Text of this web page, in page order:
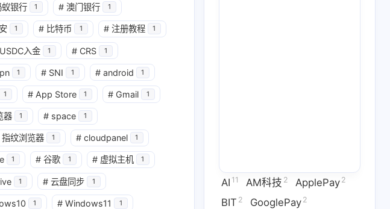
兴趣的领域
技2 ApplePay2 BIT
2 OKX1 USDT4 U卡2 U卡出入金
25 yika1 万事达虚拟卡
大模型12 实体卡 2 常见问题1
数字货币 1 机场 11 满满干货 2 科学上网
美股开户 2 节点14 虚拟卡
蚁银行 1 # 澳门银行 1
1 # 比特币 1 # 注册教程 1
USDC入金 1 # CRS 1
1 # SNI 1 # android 1
1 # App Store 1 # Gmail 1
器 1 # space 1
纹浏览器 1 # cloudpanel 1
1 # 谷歌 1 # 虚拟主机 1
1 # 云盘同步 1
1 # Windows11 1
AI 11 AM科技 2 ApplePay 2
BIT 2 GooglePay 2